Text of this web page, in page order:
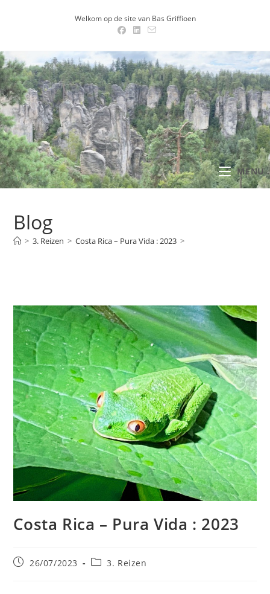
Welkom op de site van Bas Griffioen
MENU .
Blog
> 3. Reizen > Costa Rica – Pura Vida : 2023 >
Costa Rica – Pura Vida : 2023
Bericht26/07/2023 Berichtcategorie:
3. Reizen